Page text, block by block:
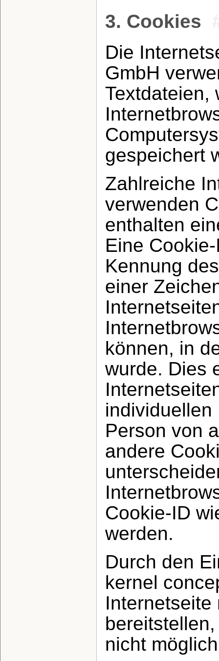
3. Cookies
Die
GmbH
Textdateien,
gespeichert
Zahlreiche
verwenden
enthalten
Eine
Kennung
einer
können, in
wurde. Dies
individuellen
Person von
andere
Cookie-ID
werden.
Durch den
kernel
nicht